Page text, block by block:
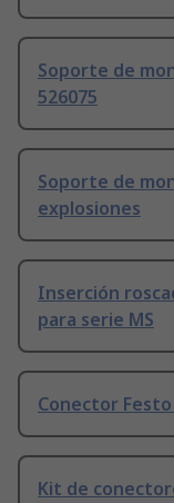
Soporte de
526075
Soporte de
explosiones
Inserción
para serie MS
Conector
Kit de